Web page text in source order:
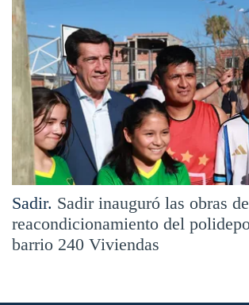
Sadir. Sadir inauguró las obras de
reacondicionamiento del
barrio 240 Viviendas